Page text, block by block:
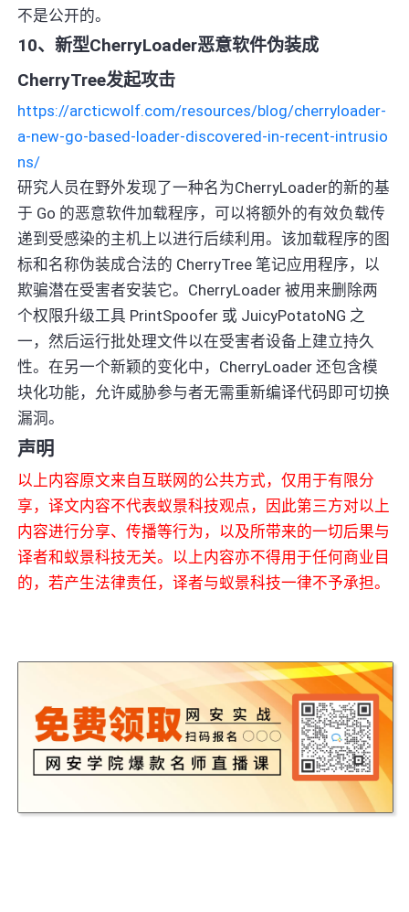
不是公开的。
10、新型CherryLoader恶意软件伪装成
CherryTree发起攻击
https://arcticwolf.com/resources/blog/cherryloader-
a-new-go-based-loader-discovered-in-recent-intrusio
ns/
研究人员在野外发现了一种名为CherryLoader的新的基
于 Go 的恶意软件加载程序，可以将额外的有效负载传
递到受感染的主机上以进行后续利用。该加载程序的图
标和名称伪装成合法的 CherryTree 笔记应用程序，以
欺骗潜在受害者安装它。CherryLoader 被用来删除两
个权限升级工具 PrintSpoofer 或 JuicyPotatoNG 之
一，然后运行批处理文件以在受害者设备上建立持久
性。在另一个新颖的变化中，CherryLoader 还包含模
块化功能，允许威胁参与者无需重新编译代码即可切换
漏洞。
声明
以上内容原文来自互联网的公共方式，仅用于有限分
享，译文内容不代表蚁景科技观点，因此第三方对以上
内容进行分享、传播等行为，以及所带来的一切后果与
译者和蚁景科技无关。以上内容亦不得用于任何商业目
的，若产生法律责任，译者与蚁景科技一律不予承担。